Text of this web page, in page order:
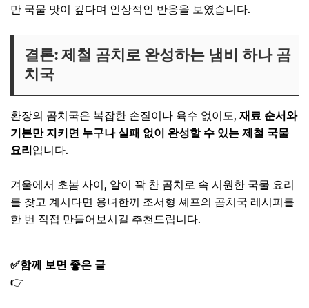
만 국물 맛이 깊다며 인상적인 반응을 보였습니다.
결론: 제철 곰치로 완성하는 냄비 하나 곰
치국
환장의 곰치국은 복잡한 손질이나 육수 없이도, 재료 순서와
기본만 지키면 누구나 실패 없이 완성할 수 있는 제철 국물
요리입니다.
겨울에서 초봄 사이, 알이 꽉 찬 곰치로 속 시원한 국물 요리
를 찾고 계시다면 용녀한끼 조서형 셰프의 곰치국 레시피를
한 번 직접 만들어보시길 추천드립니다.
✅함께 보면 좋은 글
👉